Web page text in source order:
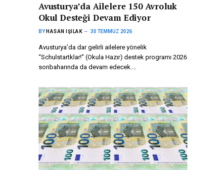
Avusturya’da Ailelere 150 Avroluk
Okul Desteği Devam Ediyor
BY HASAN IŞILAK 30 TEMMUZ 2026
Avusturya’da dar gelirli ailelere yönelik
“Schulstartklar!” (Okula Hazır) destek programı 2026
sonbaharında da devam edecek.…